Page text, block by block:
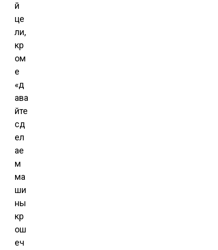
й
це
ли,
кр
ом
е
«д
ава
йте
сд
ел
ае
м
ма
ши
ны
кр
ош
еч